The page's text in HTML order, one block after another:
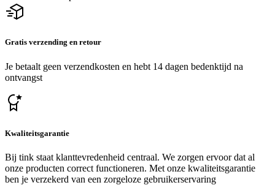
Gratis verzending en retour
Je betaalt geen verzendkosten en hebt 14 dagen bedenktijd na
ontvangst
Kwaliteitsgarantie
Bij tink staat klanttevredenheid centraal. We zorgen ervoor dat al
onze producten correct functioneren. Met onze kwaliteitsgarantie
ben je verzekerd van een zorgeloze gebruikerservaring